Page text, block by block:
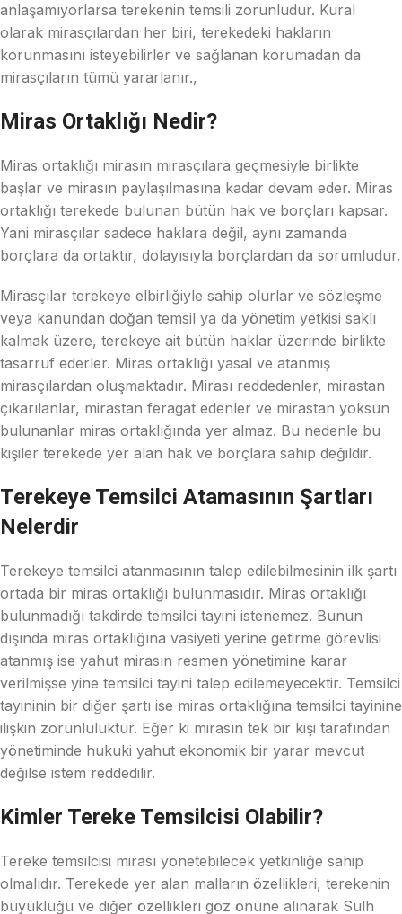
anlaşamıyorlarsa terekenin temsili zorunludur. Kural
olarak mirasçılardan her biri, terekedeki hakların
korunmasını isteyebilirler ve sağlanan korumadan da
mirasçıların tümü yararlanır.,
Miras Ortaklığı Nedir?
Miras ortaklığı mirasın mirasçılara geçmesiyle birlikte
başlar ve mirasın paylaşılmasına kadar devam eder. Miras
ortaklığı terekede bulunan bütün hak ve borçları kapsar.
Yani mirasçılar sadece haklara değil, aynı zamanda
borçlara da ortaktır, dolayısıyla borçlardan da sorumludur.
Mirasçılar terekeye elbirliğiyle sahip olurlar ve sözleşme
veya kanundan doğan temsil ya da yönetim yetkisi saklı
kalmak üzere, terekeye ait bütün haklar üzerinde birlikte
tasarruf ederler. Miras ortaklığı yasal ve atanmış
mirasçılardan oluşmaktadır. Mirası reddedenler, mirastan
çıkarılanlar, mirastan feragat edenler ve mirastan yoksun
bulunanlar miras ortaklığında yer almaz. Bu nedenle bu
kişiler terekede yer alan hak ve borçlara sahip değildir.
Terekeye Temsilci Atamasının Şartları
Nelerdir
Terekeye temsilci atanmasının talep edilebilmesinin ilk şartı
ortada bir miras ortaklığı bulunmasıdır. Miras ortaklığı
bulunmadığı takdirde temsilci tayini istenemez. Bunun
dışında miras ortaklığına vasiyeti yerine getirme görevlisi
atanmış ise yahut mirasın resmen yönetimine karar
verilmişse yine temsilci tayini talep edilemeyecektir. Temsilci
tayininin bir diğer şartı ise miras ortaklığına temsilci tayinine
ilişkin zorunluluktur. Eğer ki mirasın tek bir kişi tarafından
yönetiminde hukuki yahut ekonomik bir yarar mevcut
değilse istem reddedilir.
Kimler Tereke Temsilcisi Olabilir?
Tereke temsilcisi mirası yönetebilecek yetkinliğe sahip
olmalıdır. Terekede yer alan malların özellikleri, terekenin
büyüklüğü ve diğer özellikleri göz önüne alınarak Sulh